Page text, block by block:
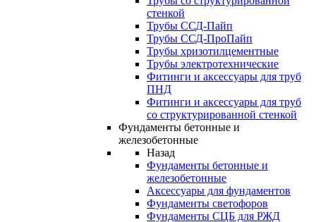
стенкой
Трубы ССД-Пайп
Трубы ССД-ПроПайп
Трубы хризотилцементные
Трубы электротехнические
Фитинги и аксессуары для труб
ПНД
Фитинги и аксессуары для труб
со структурированной стенкой
Фундаменты бетонные и
железобетонные
Назад
Фундаменты бетонные и
железобетонные
Аксессуары для фундаментов
Фундаменты светофоров
Фундаменты СЦБ для РЖД